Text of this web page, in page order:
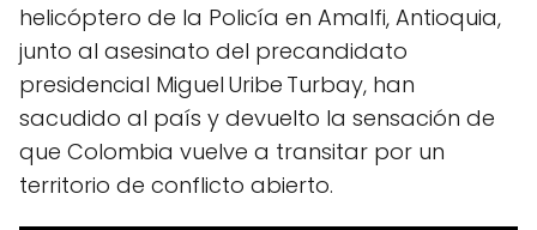
helicóptero de la Policía en Amalfi, Antioquia,
junto al asesinato del precandidato
presidencial Miguel Uribe Turbay, han
sacudido al país y devuelto la sensación de
que Colombia vuelve a transitar por un
territorio de conflicto abierto.